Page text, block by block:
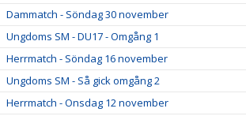
Dammatch - Söndag 30 november
Ungdoms SM - DU17 - Omgång 1
Herrmatch - Söndag 16 november
Ungdoms SM - Så gick omgång 2
Herrmatch - Onsdag 12 november